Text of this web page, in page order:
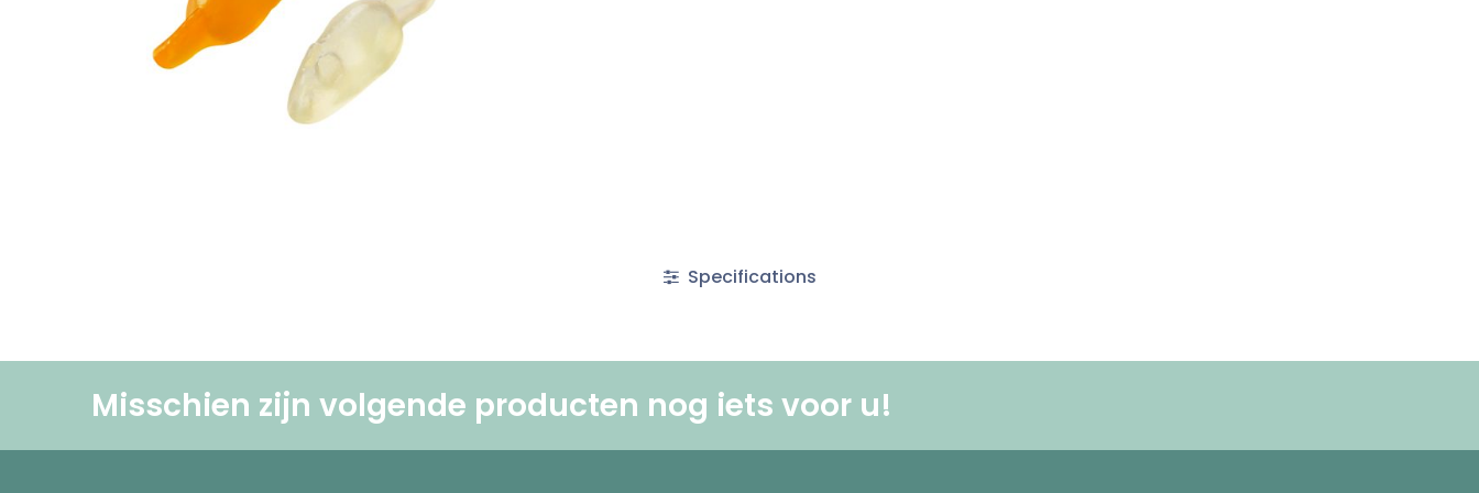
Specifications
Misschien zijn volgende producten nog iets voor u! ​